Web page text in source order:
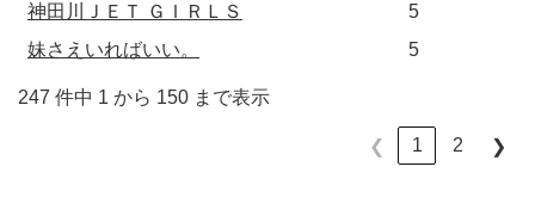
神田川ＪＥＴ ＧＩＲＬＳ
5
妹さえいればいい。
5
247 件中 1 から 150 まで表示
❮ 1 2 ❯